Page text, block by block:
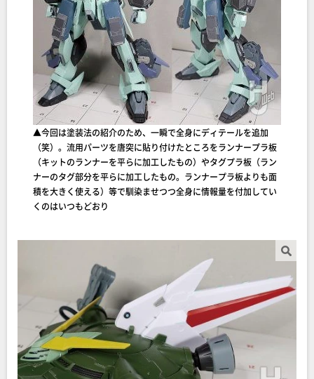
▲今回は塗装法の紹介のため、一瞬で全身にディテールを追加
（笑）。流用パーツを唐突に貼り付けたところをランナープラ板
（キットのランナーを平らに加工したもの）やタグプラ板（ラン
ナーのタグ部分を平らに加工したもの。ランナープラ板よりも面
積を大きく使える）等で馴染ませつつ全身に情報量を付加してい
くのはいつもどおり